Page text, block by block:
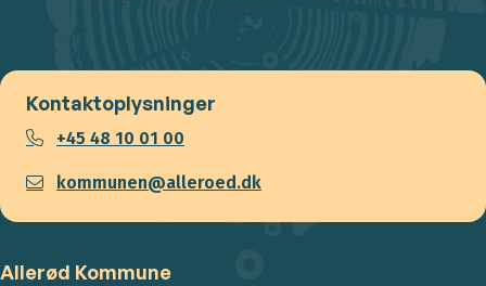
Kontaktoplysninger
+45 48 10 01 00
kommunen@alleroed.dk
Allerød Kommune